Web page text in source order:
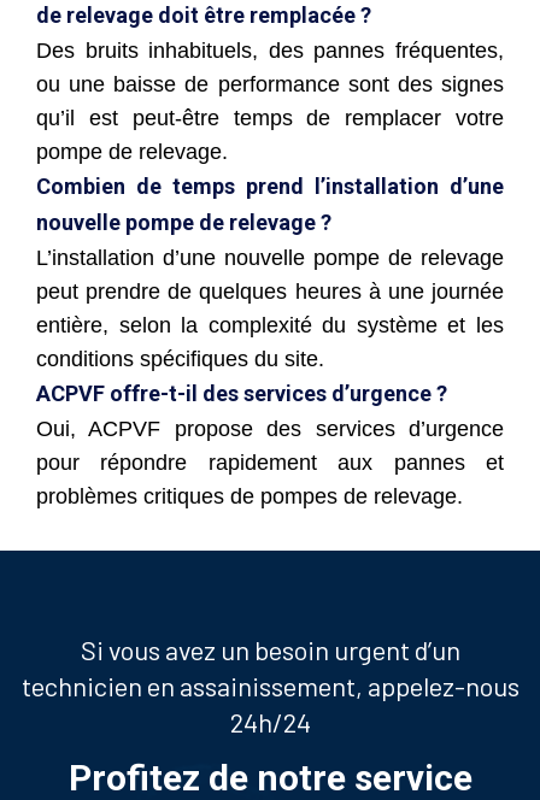
de relevage doit être remplacée ?
Des bruits inhabituels, des pannes fréquentes,
ou une baisse de performance sont des signes
qu’il est peut-être temps de remplacer votre
pompe de relevage.
Combien de temps prend l’installation d’une
nouvelle pompe de relevage ?
L’installation d’une nouvelle pompe de relevage
peut prendre de quelques heures à une journée
entière, selon la complexité du système et les
conditions spécifiques du site.
ACPVF offre-t-il des services d’urgence ?
Oui, ACPVF propose des services d’urgence
pour répondre rapidement aux pannes et
problèmes critiques de pompes de relevage.
Si vous avez un besoin urgent d’un
technicien en assainissement, appelez-nous
24h/24
Profitez de notre service